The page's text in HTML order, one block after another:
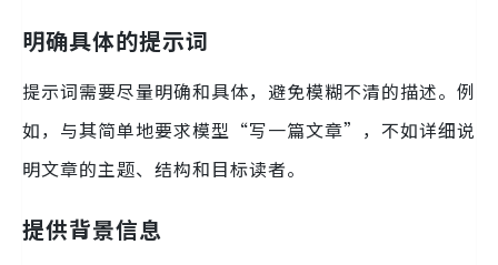
明确具体的提示词
提示词需要尽量明确和具体，避免模糊不清的描述。例
如，与其简单地要求模型“写一篇文章”，不如详细说
明文章的主题、结构和目标读者。
提供背景信息